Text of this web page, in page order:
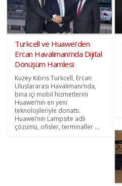
Turkcell ve Huawei’den
Ercan Havalimanı’nda Dijital
Dönüşüm Hamlesi
Kuzey Kıbrıs Turkcell, Ercan
Uluslararası Havalimanı’nda,
bina içi mobil hizmetlerini
Huawei’nin en yeni
teknolojileriyle donattı.
Huawei’nin Lampsite adlı
çözümü, ofisler, terminaller ...